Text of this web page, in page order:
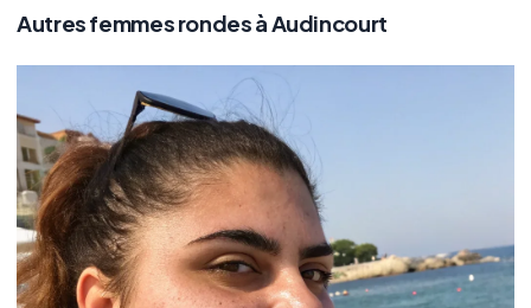
Autres femmes rondes à Audincourt